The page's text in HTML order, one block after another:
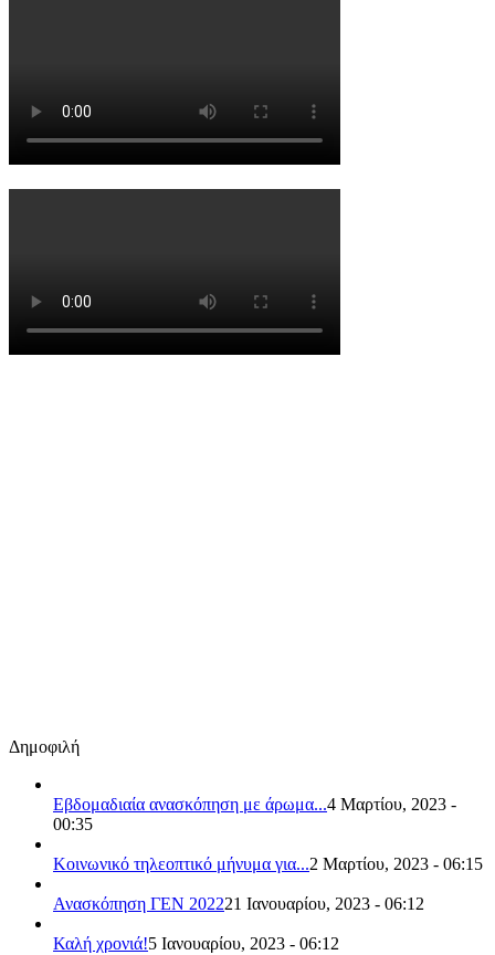
Δημοφιλή
Εβδομαδιαία ανασκόπηση με άρωμα...4 Μαρτίου, 2023 -
00:35
Κοινωνικό τηλεοπτικό μήνυμα για...2 Μαρτίου, 2023 - 06:15
Ανασκόπηση ΓΕΝ 202221 Ιανουαρίου, 2023 - 06:12
Καλή χρονιά!5 Ιανουαρίου, 2023 - 06:12